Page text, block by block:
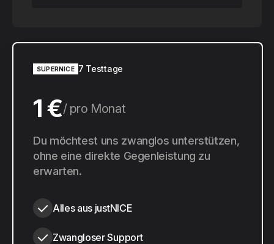
SUPERNICE 7 Testtage
1 € pro Monat
10 € pro Jahr
Du möchtest uns zwanglos unterstützen,
ohne eine direkte Gegenleistung zu
erwarten.
Alles aus justNICE
Zwangloser Support